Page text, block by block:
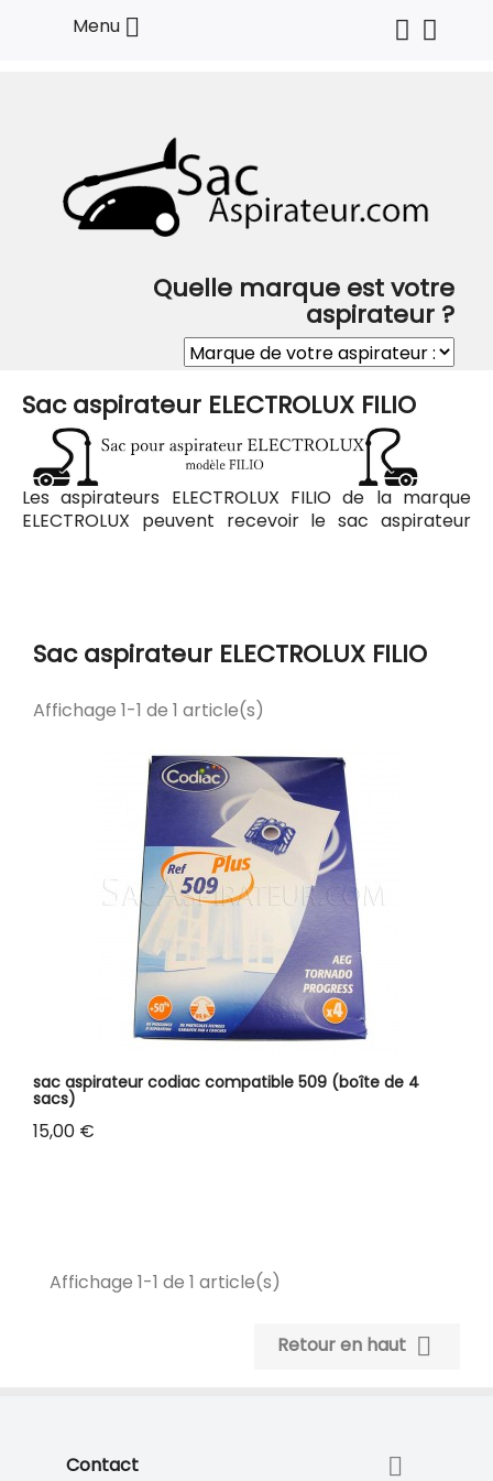
Menu 
Quelle marque est votre
aspirateur ?
Sac aspirateur ELECTROLUX FILIO
Les aspirateurs ELECTROLUX FILIO de la marque
ELECTROLUX peuvent recevoir le sac aspirateur
Sac aspirateur ELECTROLUX FILIO
Affichage 1-1 de 1 article(s)
sac aspirateur codiac compatible 509 (boîte de 4
sacs)
Prix
15,00 €
Affichage 1-1 de 1 article(s)
Retour en haut 
Contact 